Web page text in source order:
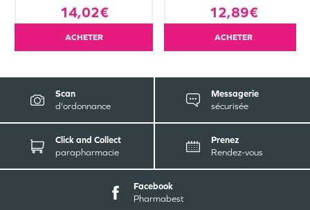
14,02€
ACHETER
12,89€
ACHETER
Scan
d'ordonnance
Messagerie
sécurisée
Click and Collect
parapharmacie
Prenez
Rendez-vous
Facebook
Pharmabest